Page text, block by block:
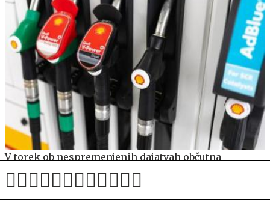
V torek ob nespremenjenih dajatvah občutna
pocenitev goriv